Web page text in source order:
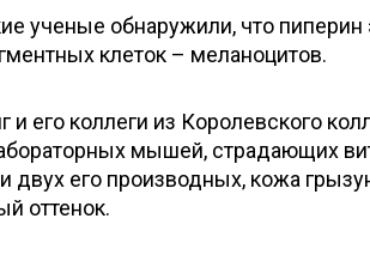
ученые обнаружили, что
клеток – меланоцитов.
и его коллеги из Королевского
мышей, страдающих
двух его производных, кожа
оттенок.